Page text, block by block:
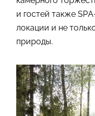
и гостей также
локации и не
природы.